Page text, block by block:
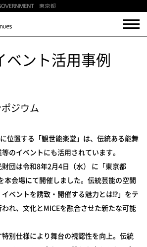
ベント活用事例
ジウム
位置する「観世能楽堂」は、伝統ある能舞
のイベントにも活用されています。
団は令和8年2月4日（水） に「東京都
本会場にて開催しました。伝統芸能の空間
ベントを誘致・開催する魅力とは⁉」をテ
れ、文化とMICEを融合させた新たな可能
別仕様により舞台の視認性を向上。伝統